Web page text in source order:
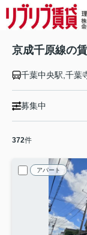
京成千原線の
募集中
372件
アパート